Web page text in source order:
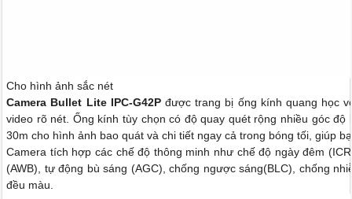
Cho hình ảnh sắc nét
Camera Bullet Lite IPC-G42Pđược trang bị ống kính quang học
video rõ nét. Ống kính tùy chọn có độ quay quét rộng nhiều góc
30m cho hình ảnh bao quát và chi tiết ngay cả trong bóng tối, giúp
Camera tích hợp các chế độ thông minh như chế độ ngày đêm
(AWB), tự động bù sáng (AGC), chống ngược sáng(BLC), chống
đều màu.